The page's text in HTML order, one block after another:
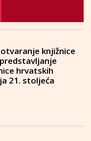
knjižnice
hrvatskih
21. stoljeća